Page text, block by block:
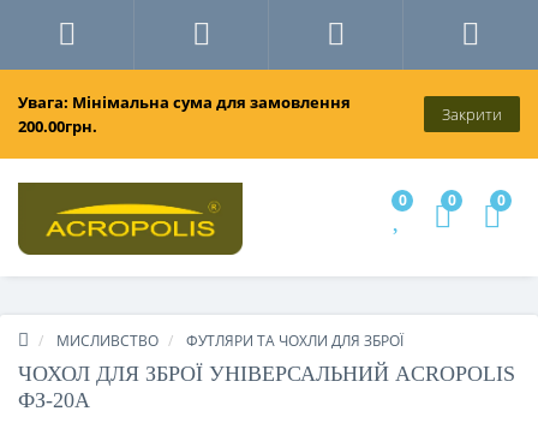
Увага: Мінімальна сума для замовлення
200.00грн.
Закрити
0 0 0
МИСЛИВСТВО ФУТЛЯРИ ТА ЧОХЛИ ДЛЯ ЗБРОЇ
ЧОХОЛ ДЛЯ ЗБРОЇ УНІВЕРСАЛЬНИЙ ACROPOLIS
ФЗ-20А